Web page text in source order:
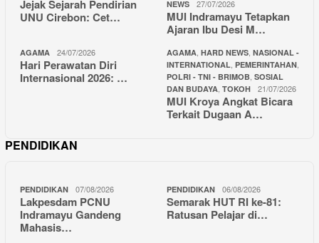
Jejak Sejarah Pendirian
UNU Cirebon: Cet…
NEWS
27/07/2026
MUI Indramayu Tetapkan
Ajaran Ibu Desi M…
AGAMA 24/07/2026
Hari Perawatan Diri
Internasional 2026: …
AGAMA HARD NEWS NASIONAL -
INTERNATIONAL PEMERINTAHAN
POLRI - TNI - BRIMOB SOSIAL
DAN BUDAYA TOKOH 21/07/2026
MUI Kroya Angkat Bicara
Terkait Dugaan A…
PENDIDIKAN
PENDIDIKAN 07/08/2026
Lakpesdam PCNU
Indramayu Gandeng
Mahasis…
PENDIDIKAN 06/08/2026
Semarak HUT RI ke-81:
Ratusan Pelajar di…